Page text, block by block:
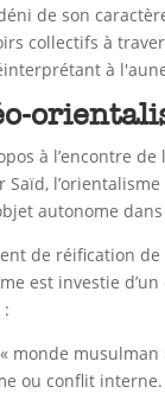
de son
collectifs à
à
à l’encontre
Saïd,
autonome
de réification
est investie
monde
ou conflit interne.